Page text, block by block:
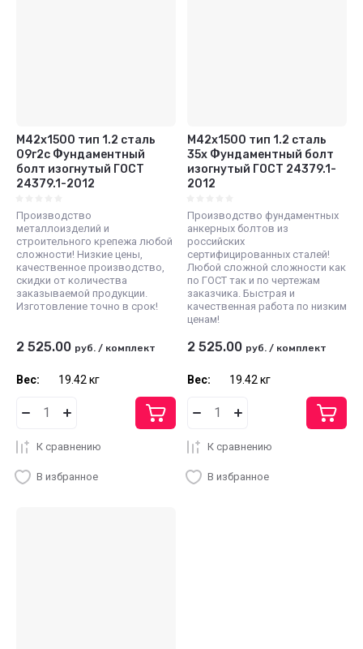
М42x1500 тип 1.2 сталь
09г2с Фундаментный
болт изогнутый ГОСТ
24379.1-2012
Производство
металлоизделий и
строительного крепежа любой
сложности! Низкие цены,
качественное производство,
скидки от количества
заказываемой продукции.
Изготовление точно в срок!
2 525.00 руб. / комплект
Вес: 19.42 кг
К сравнению
В избранное
М42x1500 тип 1.2 сталь
35x Фундаментный болт
изогнутый ГОСТ 24379.1-
2012
Производство фундаментных
анкерных болтов из
российских
сертифицированных сталей!
Любой сложной сложности как
по ГОСТ так и по чертежам
заказчика. Быстрая и
качественная работа по низким
ценам!
2 525.00 руб. / комплект
Вес: 19.42 кг
К сравнению
В избранное